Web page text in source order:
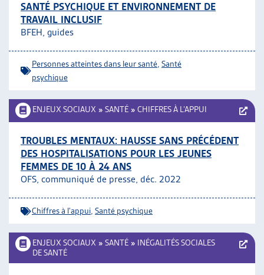
SANTÉ PSYCHIQUE ET ENVIRONNEMENT DE
TRAVAIL INCLUSIF
BFEH, guides
Personnes atteintes dans leur santé Santé
psychique
ENJEUX SOCIAUX » SANTÉ » CHIFFRES À L’APPUI
TROUBLES MENTAUX: HAUSSE SANS PRÉCÉDENT
DES HOSPITALISATIONS POUR LES JEUNES
FEMMES DE 10 À 24 ANS
OFS, communiqué de presse, déc. 2022
Chiffres à l'appui Santé psychique
ENJEUX SOCIAUX » SANTÉ » INÉGALITÉS SOCIALES
DE SANTÉ